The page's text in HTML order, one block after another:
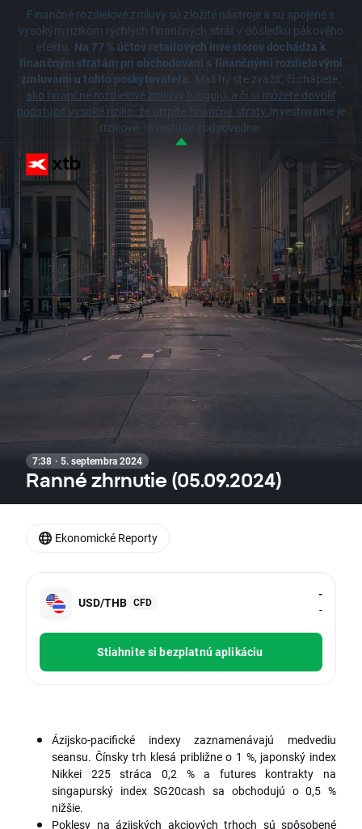
Finančné rozdielové zmluvy sú zložité nástroje a sú spojené s
vysokým rizikom rýchlych finančných strát v dôsledku pákového
efektu. Na 77 % účtov retailových investorov dochádza k
finančným stratám pri obchodovaní s finančnými rozdielovými
zmluvami u tohto poskytovateľa. Mali by ste zvážiť, či chápete,
ako finančné rozdielové zmluvy fungujú, a či si môžete dovoliť
podstúpiť vysoké riziko, že utrpíte finančné straty.Investovanie je
rizikové. Investujte zodpovedne.
7:38 · 5. septembra 2024
Ranné zhrnutie (05.09.2024)
USD/THB CFD
-
-
Stiahnite si bezplatnú aplikáciu
Ázijsko-pacifické indexy zaznamenávajú medvediu
seansu. Čínsky trh klesá približne o 1 %, japonský index
Nikkei 225 stráca 0,2 % a futures kontrakty na
singapurský index SG20cash sa obchodujú o 0,5 %
nižšie.
Poklesy na ázijských akciových trhoch sú spôsobené
Ekonomické Reporty